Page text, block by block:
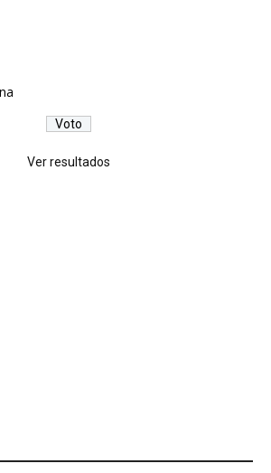
Ver resultados